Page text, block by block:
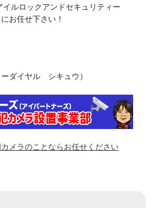
イルロックアンドセキュリティー
お任せ下さい！
ダイヤル シキュウ）
メラのことならお任せください